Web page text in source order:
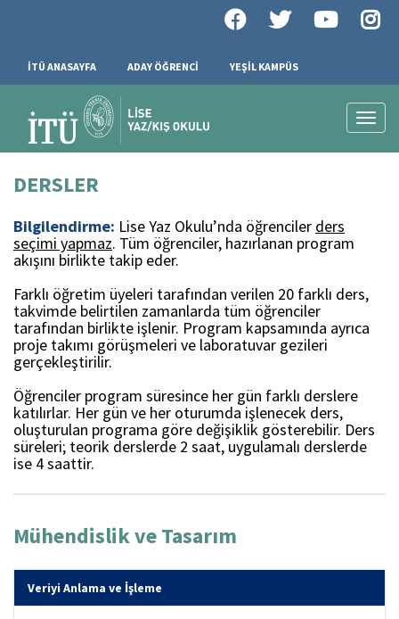
İTÜ ANASAYFA ADAY ÖĞRENCİ YEŞİL KAMPÜS
DERSLER
Bilgilendirme: Lise Yaz Okulu’nda öğrenciler ders
seçimi yapmaz. Tüm öğrenciler, hazırlanan program
akışını birlikte takip eder.
Farklı öğretim üyeleri tarafından verilen 20 farklı ders,
takvimde belirtilen zamanlarda tüm öğrenciler
tarafından birlikte işlenir. Program kapsamında ayrıca
proje takımı görüşmeleri ve laboratuvar gezileri
gerçekleştirilir.
Öğrenciler program süresince her gün farklı derslere
katılırlar. Her gün ve her oturumda işlenecek ders,
oluşturulan programa göre değişiklik gösterebilir. Ders
süreleri; teorik derslerde 2 saat, uygulamalı derslerde
ise 4 saattir.
Mühendislik ve Tasarım
Veriyi Anlama ve İşleme